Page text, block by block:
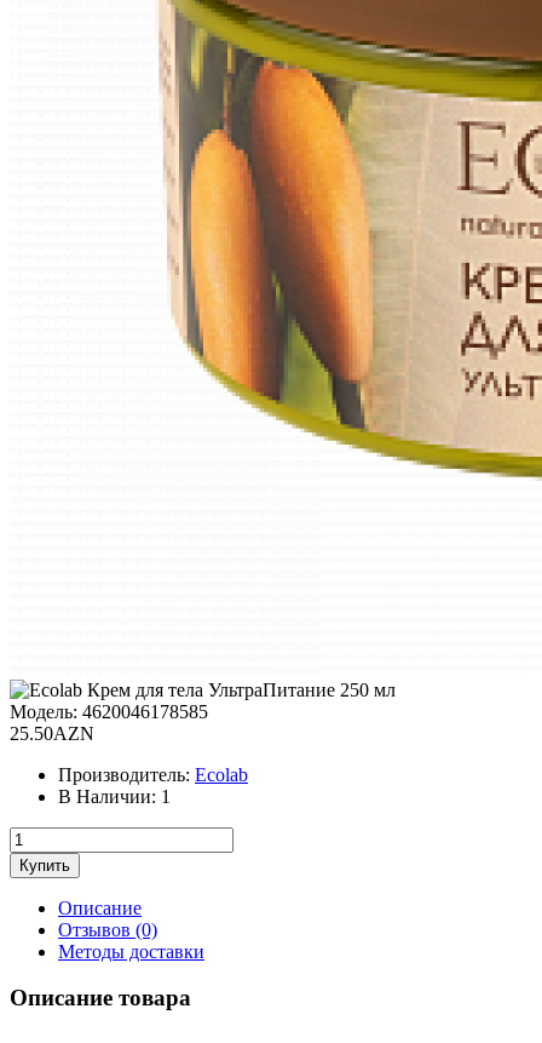
Модель: 4620046178585
25.50AZN
Производитель: Ecolab
В Наличии: 1
Описание
Отзывов (0)
Методы доставки
Описание товара